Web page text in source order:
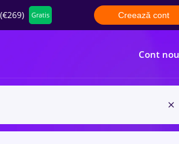
Gratis Creează cont
Cont nou